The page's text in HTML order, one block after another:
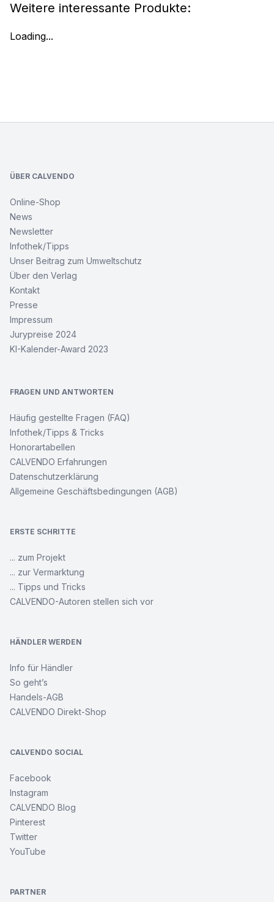
Weitere interessante Produkte:
Loading...
ÜBER CALVENDO
Online-Shop
News
Newsletter
Infothek/Tipps
Unser Beitrag zum Umweltschutz
Über den Verlag
Kontakt
Presse
Impressum
Jurypreise 2024
KI-Kalender-Award 2023
FRAGEN UND ANTWORTEN
Häufig gestellte Fragen (FAQ)
Infothek/Tipps & Tricks
Honorartabellen
CALVENDO Erfahrungen
Datenschutzerklärung
Allgemeine Geschäftsbedingungen (AGB)
ERSTE SCHRITTE
... zum Projekt
... zur Vermarktung
... Tipps und Tricks
CALVENDO-Autoren stellen sich vor
HÄNDLER WERDEN
Info für Händler
So geht’s
Handels-AGB
CALVENDO Direkt-Shop
CALVENDO SOCIAL
Facebook
Instagram
CALVENDO Blog
Pinterest
Twitter
YouTube
PARTNER